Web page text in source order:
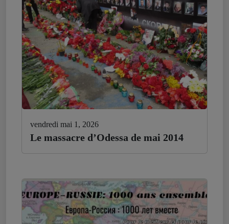
vendredi mai 1, 2026
Le massacre d’Odessa de mai 2014